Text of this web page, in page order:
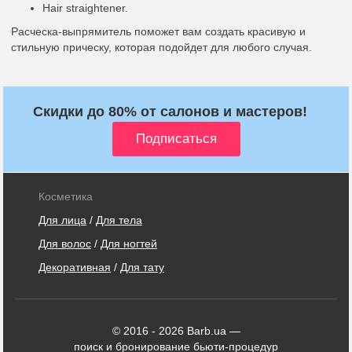
Hair straightener.
Расческа-выпрямитель поможет вам создать красивую и
стильную прическу, которая подойдет для любого случая.
Скидки до 80% от салонов и мастеров!
Косметика
Для лица / Для тела
Для волос / Для ногтей
Декоративная / Для тату
© 2016 - 2026 Barb.ua —
поиск и бронирование бьюти-процедур